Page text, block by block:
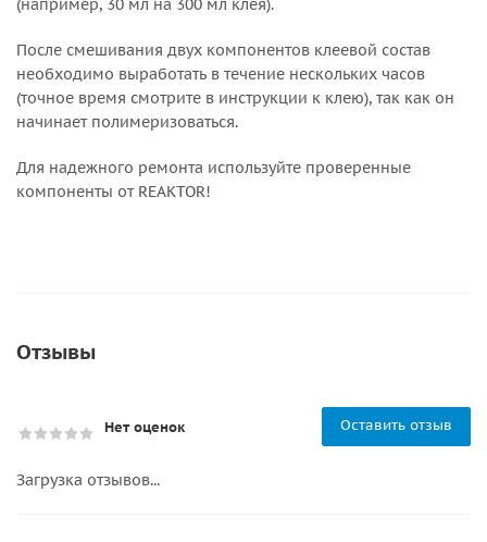
(например, 30 мл на 300 мл клея).
После смешивания двух компонентов клеевой состав
необходимо выработать в течение нескольких часов
(точное время смотрите в инструкции к клею), так как он
начинает полимеризоваться.
Для надежного ремонта используйте проверенные
компоненты от REAKTOR!
Отзывы
Нет оценок Оставить отзыв
Загрузка отзывов...